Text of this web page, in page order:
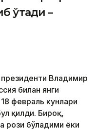
ўтади –
Владимир
билан янги
февраль кунлари
қилди. Бироқ,
рози бўладими ёки